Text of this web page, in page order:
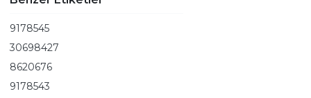
9178545
30698427
8620676
9178543